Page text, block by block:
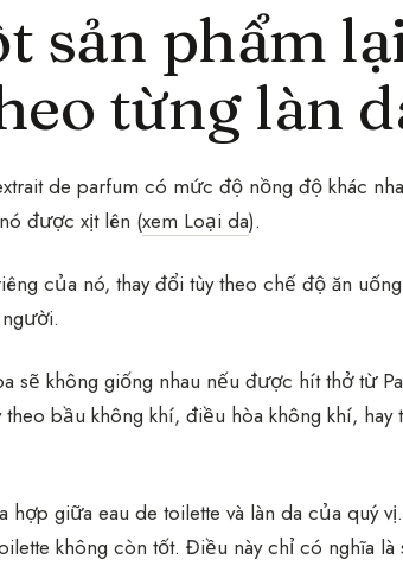
sản phẩm
từng làn
de parfum có mức độ nồng độ khác
được xịt lên (xem Loại da).
của nó, thay đổi tùy theo chế độ ăn
sẽ không giống nhau nếu được hít thở từ
bầu không khí, điều hòa không khí,
giữa eau de toilette và làn da của quý
không còn tốt. Điều này chỉ có nghĩa